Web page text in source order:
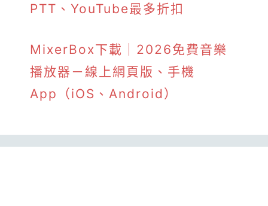
PTT、YouTube最多折扣
MixerBox下載｜2026免費音樂
播放器－線上網頁版、手機
App（iOS、Android）